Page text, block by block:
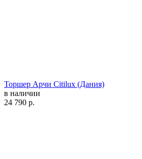
Торшер Арчи Citilux (Дания)
в наличии
24 790 р.